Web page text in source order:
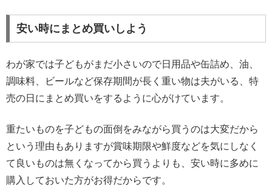
安い時にまとめ買いしよう
わが家では子どもがまだ小さいので日用品や缶詰め、油、
調味料、ビールなど保存期間が長く重い物は夫がいる、特
売の日にまとめ買いをするように心がけています。
重たいものを子どもの面倒をみながら買うのは大変だから
という理由もありますが賞味期限や鮮度などを気にしなく
て良いものは無くなってから買うよりも、安い時に多めに
購入しておいた方がお得だからです。